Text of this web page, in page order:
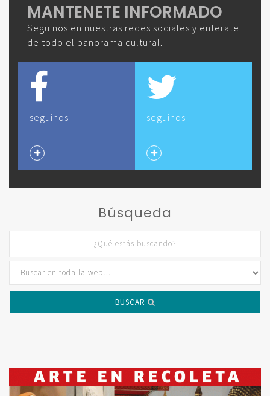
MANTENETE INFORMADO
Seguinos en nuestras redes sociales y enterate
de todo el panorama cultural.
seguinos seguinos
Búsqueda
BUSCAR